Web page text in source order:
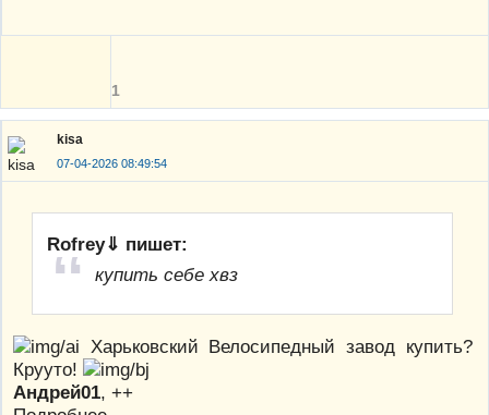
1
kisa
07-04-2026 08:49:54
Rofrey⇓ пишет:
купить себе хвз
Харьковский Велосипедный завод купить?
Крууто!
Андрей01, ++